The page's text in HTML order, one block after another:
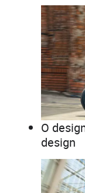
O
design